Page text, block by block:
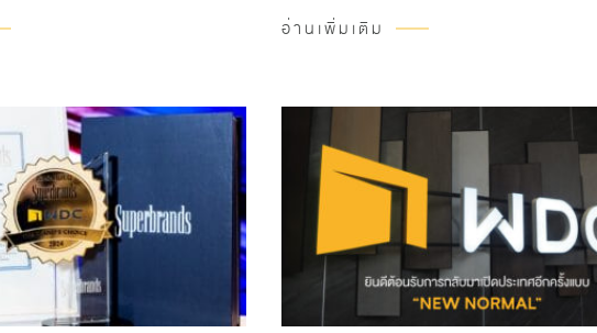
โดยคุณหนึ่ง นครา ประธานกรรมาธิการใ
จับคู่เสวนากับ คุณเบิร์ด อัสนี เลขาธิการ
อสังหาริมทรัพย์ขอนแก่น และผู้บริหารโครง
Divanie Grand Residence บ้านหรูระดั
ที่มาร่วมถอดรหัสแนวคิด “การพัฒนา สู่แ
บันดาลใจแห่งการออกแบบ” ที่เปิดโลกทัศน์
กับสถาปนิก ดีไซเนอร์ และเจ้าของโครงกา
อีสาน เห็นถึงพลังของวัสดุตกแต่งที่ไม่ใช่แค่
อ่านเพิ่มเติม